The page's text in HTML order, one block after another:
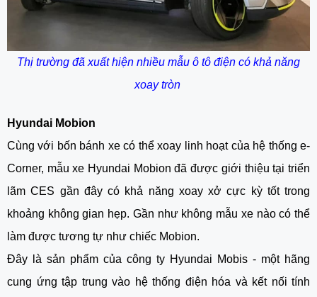
Thị trường đã xuất hiện nhiều mẫu ô tô điện có khả năng
xoay tròn
Hyundai Mobion
Cùng với bốn bánh xe có thể xoay linh hoạt của hệ thống e-
Corner, mẫu xe Hyundai Mobion đã được giới thiệu tại triển
lãm CES gần đây có khả năng xoay xở cực kỳ tốt trong
khoảng không gian hẹp. Gần như không mẫu xe nào có thể
làm được tương tự như chiếc Mobion.
Đây là sản phẩm của công ty Hyundai Mobis - một hãng
cung ứng tập trung vào hệ thống điện hóa và kết nối tính